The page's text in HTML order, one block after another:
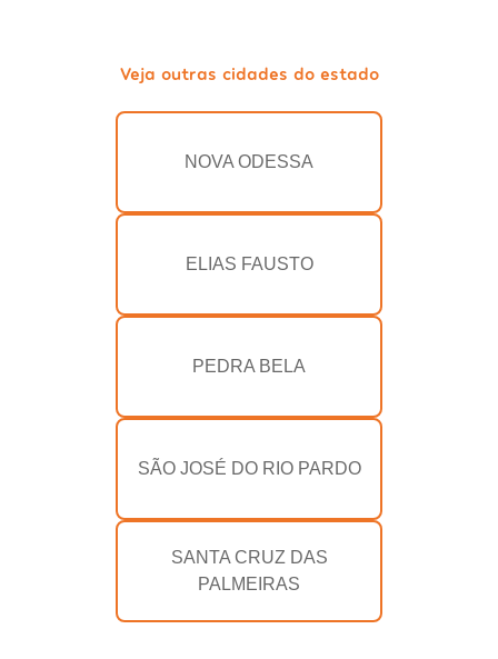
Veja outras cidades do estado
NOVA ODESSA
ELIAS FAUSTO
PEDRA BELA
SÃO JOSÉ DO RIO PARDO
SANTA CRUZ DAS
PALMEIRAS